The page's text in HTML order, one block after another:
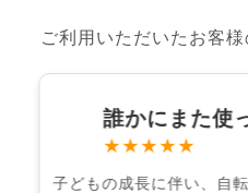
ご利用いただいたお客
誰かにまた使
★★★★★
子どもの成長に伴い、自